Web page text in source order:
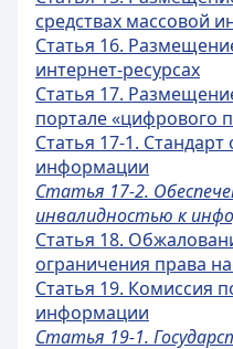
средствах массовой
Статья 16.
интернет-ресурсах
Статья 17.
портале «цифрового
Статья 17-1.
информации
Статья 17-2.
инвалидностью к
Статья 18.
ограничения права
Статья 19. Комиссия
информации
Статья 19-1.